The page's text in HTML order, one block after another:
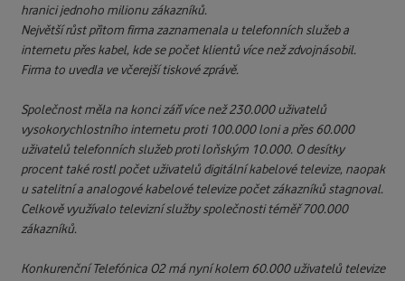
hranici jednoho milionu zákazníků.
Největší růst přitom firma zaznamenala u telefonních služeb a
internetu přes kabel, kde se počet klientů více než zdvojnásobil.
Firma to uvedla ve včerejší tiskové zprávě.
Společnost měla na konci září více než 230.000 uživatelů
vysokorychlostního internetu proti 100.000 loni a přes 60.000
uživatelů telefonních služeb proti loňským 10.000. O desítky
procent také rostl počet uživatelů digitální kabelové televize, naopak
u satelitní a analogové kabelové televize počet zákazníků stagnoval.
Celkově využívalo televizní služby společnosti téměř 700.000
zákazníků.
Konkurenční Telefónica O2 má nyní kolem 60.000 uživatelů televize